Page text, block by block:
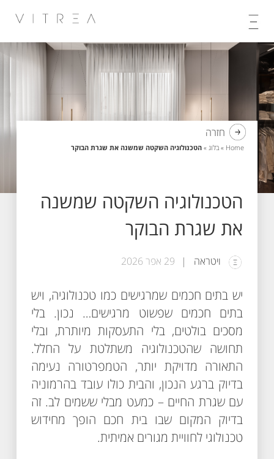
חזרה
Home
»בלוג »הטכנולוגיה השקטה שמשנה את שגרת הבוקר
הטכנולוגיה השקטה שמשנה
את שגרת הבוקר
ויטראה 29 אפר 2026
יש בתים חכמים שמרגישים כמו טכנולוגיה, ויש
בתים חכמים שפשוט מרגישים… נכון. בלי
מסכים בולטים, בלי התעסקות מיותרת, ובלי
תחושה שהטכנולוגיה משתלטת על החלל.
התאורה מדויקת יותר, הטמפרטורה נעימה
בדיוק ברגע הנכון, והבית כולו עובד בהרמוניה
עם שגרת החיים – כמעט מבלי ששמים לב. זה
בדיוק המקום שבו בית חכם הופך מחידוש
טכנולוגי לחוויית מגורים אמיתית.